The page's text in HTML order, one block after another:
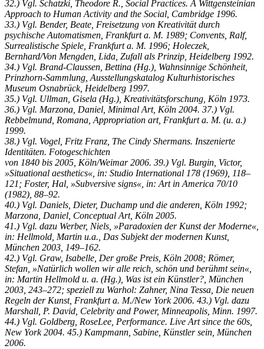
32.) Vgl. Schatzki, Theodore R., Social Practices. A Wittgensteinian
Approach to Human Activity and the Social, Cambridge 1996.
33.) Vgl. Bender, Beate, Freisetzung von Kreativität durch
psychische Automatismen, Frankfurt a. M. 1989; Convents, Ralf,
Surrealistische Spiele, Frankfurt a. M. 1996; Holeczek,
Bernhard/Von Mengden, Lida, Zufall als Prinzip, Heidelberg 1992.
34.) Vgl. Brand-Claussen, Bettina (Hg.), Wahnsinnige Schönheit,
Prinzhorn-Sammlung, Ausstellungskatalog Kulturhistorisches
Museum Osnabrück, Heidelberg 1997.
35.) Vgl. Ullman, Gisela (Hg.), Kreativitätsforschung, Köln 1973.
36.) Vgl. Marzona, Daniel, Minimal Art, Köln 2004. 37.) Vgl.
Rebbelmund, Romana, Appropriation art, Frankfurt a. M. (u. a.)
1999.
38.) Vgl. Vogel, Fritz Franz, The Cindy Shermans. Inszenierte
Identitäten. Fotogeschichten
von 1840 bis 2005, Köln/Weimar 2006. 39.) Vgl. Burgin, Victor,
»Situational aesthetics«, in: Studio International 178 (1969), 118–
121; Foster, Hal, »Subversive signs«, in: Art in America 70/10
(1982), 88–92.
40.) Vgl. Daniels, Dieter, Duchamp und die anderen, Köln 1992;
Marzona, Daniel, Conceptual Art, Köln 2005.
41.) Vgl. dazu Werber, Niels, »Paradoxien der Kunst der Moderne«,
in: Hellmold, Martin u.a., Das Subjekt der modernen Kunst,
München 2003, 149–162.
42.) Vgl. Graw, Isabelle, Der große Preis, Köln 2008; Römer,
Stefan, »Natürlich wollen wir alle reich, schön und berühmt sein«,
in: Martin Hellmold u. a. (Hg.), Was ist ein Künstler?, München
2003, 243–272; speziell zu Warhol: Zahner, Nina Tessa, Die neuen
Regeln der Kunst, Frankfurt a. M./New York 2006. 43.) Vgl. dazu
Marshall, P. David, Celebrity and Power, Minneapolis, Minn. 1997.
44.) Vgl. Goldberg, RoseLee, Performance. Live Art since the 60s,
New York 2004. 45.) Kampmann, Sabine, Künstler sein, München
2006.